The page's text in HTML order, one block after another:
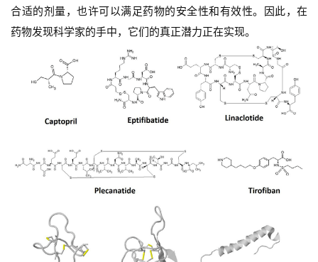
合适的剂量，也许可以满足药物的安全性和有效性。因此，在
药物发现科学家的手中，它们的真正潜力正在实现。